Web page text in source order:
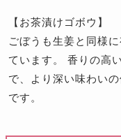
【お茶漬けゴボウ】
ごぼうも生姜と同様
ています。 香りの高
で、より深い味わい
です。